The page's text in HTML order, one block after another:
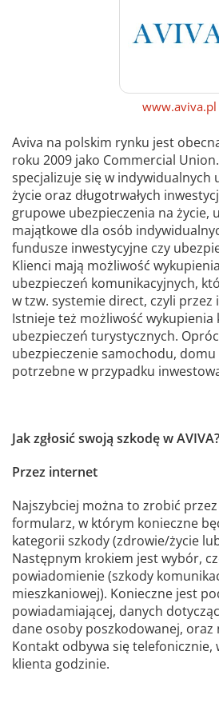
www.aviva.pl
Aviva na polskim rynku jest
roku 2009 jako Commercial
specjalizuje się w indywidualnych
życie oraz długotrwałych
grupowe ubezpieczenia na życie,
majątkowe dla osób
fundusze inwestycyjne czy
Klienci mają możliwość
ubezpieczeń komunikacyjnych,
w tzw. systemie direct, czyli
Istnieje też możliwość wykupienia
ubezpieczeń turystycznych.
ubezpieczenie samochodu, domu
potrzebne w przypadku
Jak zgłosić swoją szkodę w AVIVA?
Przez internet
Najszybciej można to zrobić
formularz, w którym konieczne
kategorii szkody (zdrowie/życie
Następnym krokiem jest wybór,
powiadomienie (szkody
mieszkaniowej). Konieczne jest
powiadamiającej, danych
dane osoby poszkodowanej,
Kontakt odbywa się telefonicznie,
klienta godzinie.